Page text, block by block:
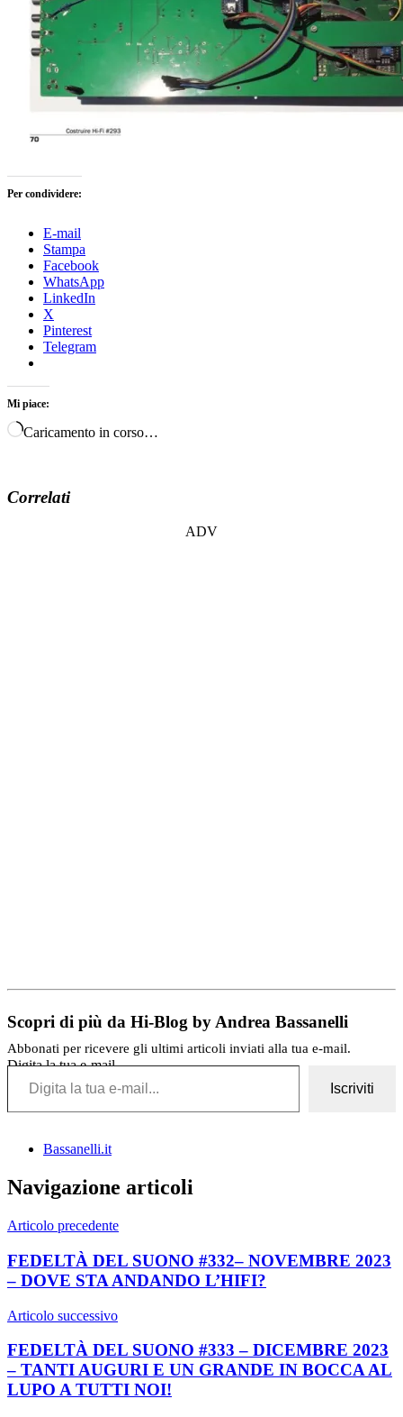
Per condividere:
E-mail
Stampa
Facebook
WhatsApp
LinkedIn
X
Pinterest
Telegram
Mi piace:
Caricamento in corso…
Correlati
ADV
Scopri di più da Hi-Blog by Andrea Bassanelli
Abbonati per ricevere gli ultimi articoli inviati alla tua e-mail.
Digita la tua e-mail...
Iscriviti
Bassanelli.it
Navigazione articoli
Articolo precedente
FEDELTÀ DEL SUONO #332– NOVEMBRE 2023
– DOVE STA ANDANDO L’HIFI?
Articolo successivo
FEDELTÀ DEL SUONO #333 – DICEMBRE 2023
– TANTI AUGURI E UN GRANDE IN BOCCA AL
LUPO A TUTTI NOI!